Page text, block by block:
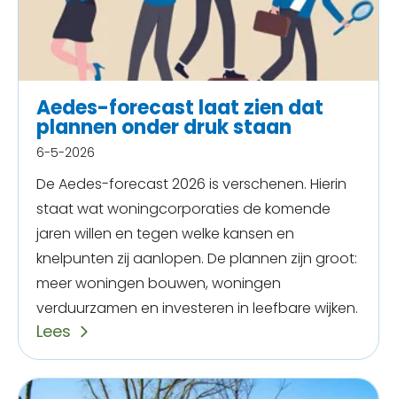
Aedes-forecast laat zien dat
plannen onder druk staan
6-5-2026
De Aedes-forecast 2026 is verschenen. Hierin
staat wat woningcorporaties de komende
jaren willen en tegen welke kansen en
knelpunten zij aanlopen. De plannen zijn groot:
meer woningen bouwen, woningen
verduurzamen en investeren in leefbare wijken.
Lees